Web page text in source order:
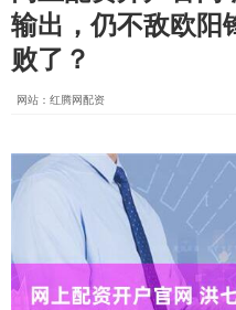
输出，仍不敌欧阳
败了？
网站：红腾网配资